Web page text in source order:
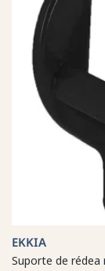
EKKIA
Suporte de rédea